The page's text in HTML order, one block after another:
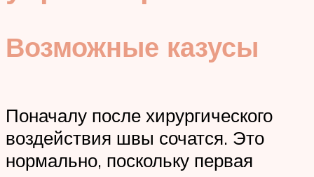
Возможные казусы
Поначалу после хирургического
воздействия швы сочатся. Это
нормально, поскольку первая